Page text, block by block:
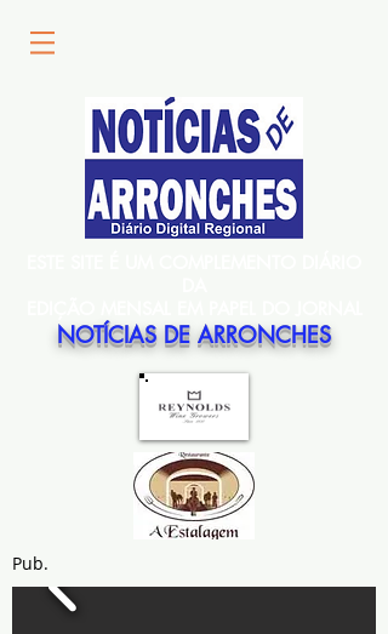
NOTÍCIAS DE ARRONCHES
Pub.